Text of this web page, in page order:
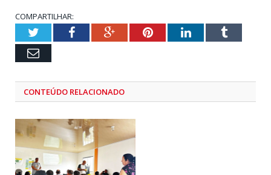
COMPARTILHAR:
TwitterFacebookGoogle+PinterestLinkedInTumblr
Email
CONTEÚDO RELACIONADO